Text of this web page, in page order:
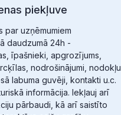
piekļuve
par uzņēmumiem
daudzumā 24h -
īpašnieki, apgrozījums,
nodrošinājumi, nodokļu
labuma guvēji, kontakti u.c.
informācija. Iekļauj arī
pārbaudi, kā arī saistīto